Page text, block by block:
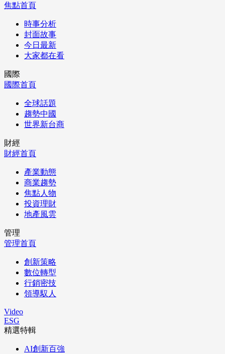
焦點首頁
時事分析
封面故事
今日最新
大家都在看
國際
國際首頁
全球話題
趨勢中國
世界新台商
財經
財經首頁
產業動態
商業趨勢
焦點人物
投資理財
地產風雲
管理
管理首頁
創新策略
數位轉型
行銷密技
領導馭人
Video
ESG
精選特輯
AI創新百強